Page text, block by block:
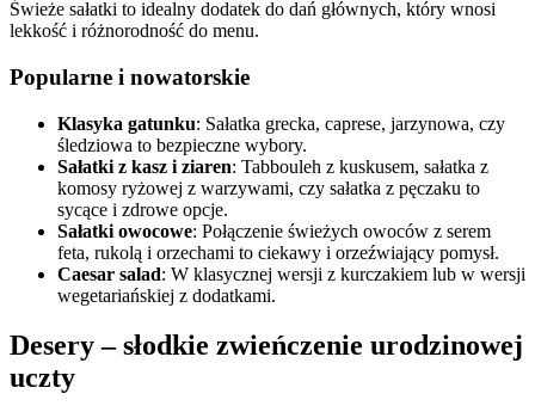
Świeże sałatki to idealny dodatek do dań głównych, który wnosi
lekkość i różnorodność do menu.
Popularne i nowatorskie
Klasyka gatunku: Sałatka grecka, caprese, jarzynowa, czy
śledziowa to bezpieczne wybory.
Sałatki z kasz i ziaren: Tabbouleh z kuskusem, sałatka z
komosy ryżowej z warzywami, czy sałatka z pęczaku to
sycące i zdrowe opcje.
Sałatki owocowe: Połączenie świeżych owoców z serem
feta, rukolą i orzechami to ciekawy i orzeźwiający pomysł.
Caesar salad: W klasycznej wersji z kurczakiem lub w wersji
wegetariańskiej z dodatkami.
Desery – słodkie zwieńczenie urodzinowej
uczty